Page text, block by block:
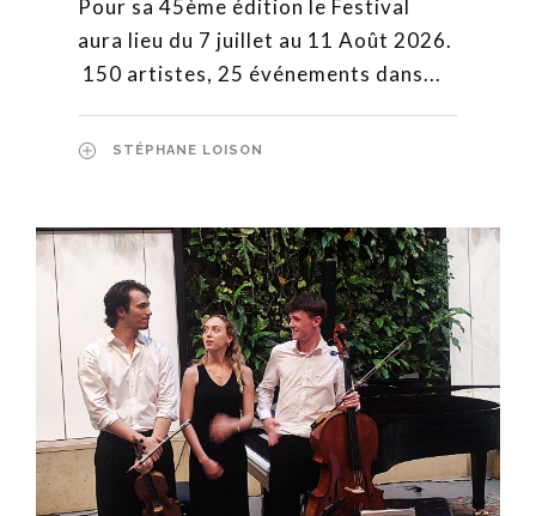
Pour sa 45ème édition le Festival
aura lieu du 7 juillet au 11 Août 2026.
150 artistes, 25 événements dans...
STÉPHANE LOISON